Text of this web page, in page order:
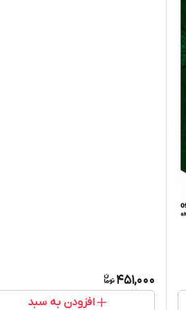
451,000
افزودن به سبد